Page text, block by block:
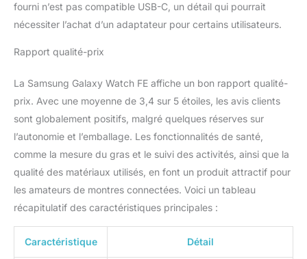
fourni n’est pas compatible USB-C, un détail qui pourrait
nécessiter l’achat d’un adaptateur pour certains utilisateurs.
Rapport qualité-prix
La Samsung Galaxy Watch FE affiche un bon rapport qualité-
prix. Avec une moyenne de 3,4 sur 5 étoiles, les avis clients
sont globalement positifs, malgré quelques réserves sur
l’autonomie et l’emballage. Les fonctionnalités de santé,
comme la mesure du gras et le suivi des activités, ainsi que la
qualité des matériaux utilisés, en font un produit attractif pour
les amateurs de montres connectées. Voici un tableau
récapitulatif des caractéristiques principales :
Caractéristique Détail